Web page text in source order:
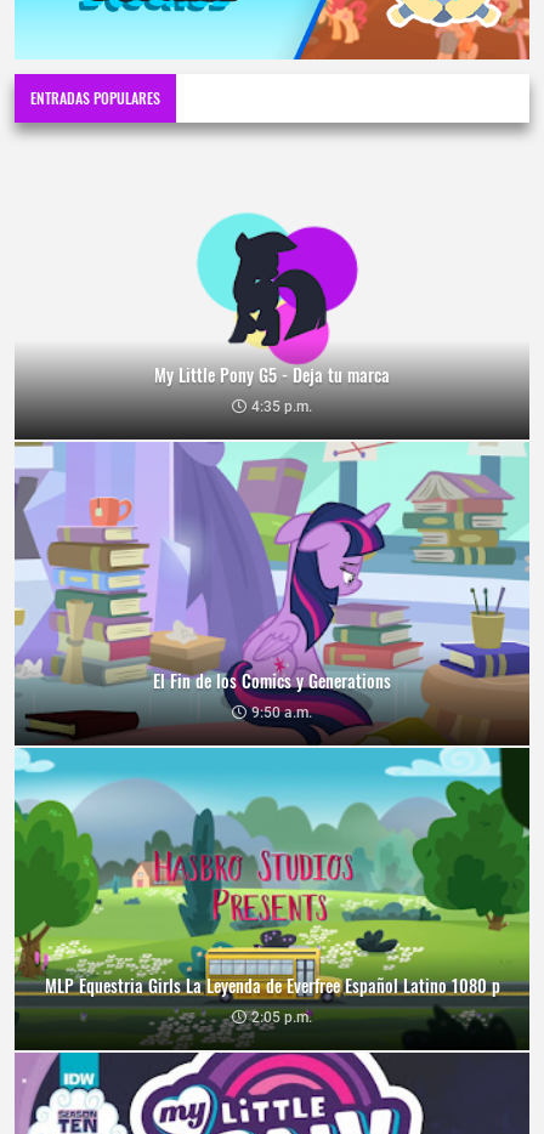
ENTRADAS POPULARES
My Little Pony G5 - Deja tu marca
4:35 p.m.
El Fin de los Comics y Generations
9:50 a.m.
MLP Equestria Girls La Leyenda de Everfree Español Latino 1080 p
2:05 p.m.